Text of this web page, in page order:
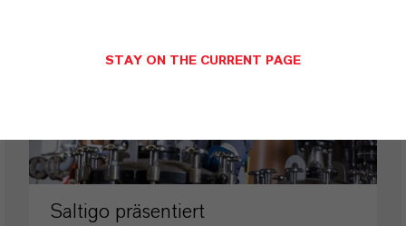
Saltigo präsentiert
STAY ON THE CURRENT PAGE